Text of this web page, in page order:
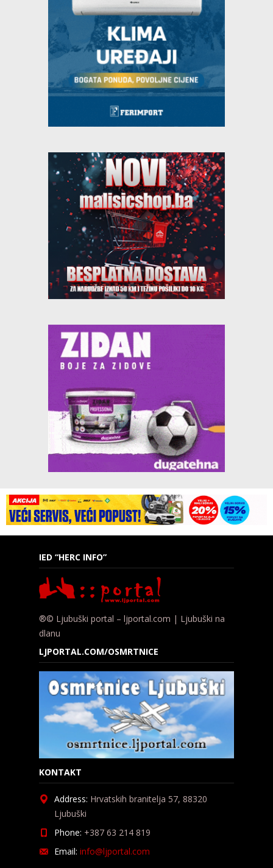
IED “HERC INFO”
®© Ljubuški portal – ljportal.com | Ljubuški na
dlanu
LJPORTAL.COM/OSMRTNICE
KONTAKT
Address: Hrvatskih branitelja 57, 88320
Ljubuški
Phone: +387 63 214 819
Email: info@ljportal.com